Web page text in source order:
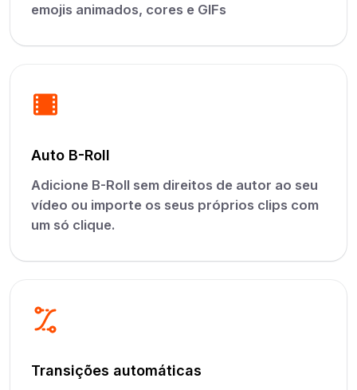
emojis animados, cores e GIFs
Auto B-Roll
Adicione B-Roll sem direitos de autor ao seu
vídeo ou importe os seus próprios clips com
um só clique.
Transições automáticas